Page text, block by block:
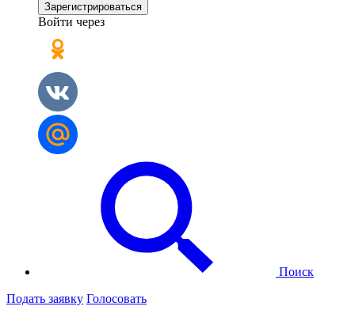
Зарегистрироваться
Войти через
Поиск
Подать заявку Голосовать